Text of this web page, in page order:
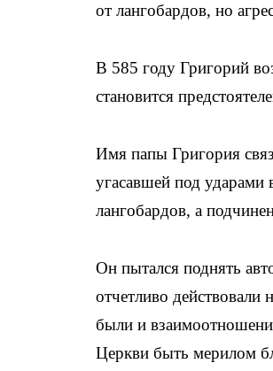
от лангобардов, но
В 585 году Григорий
становится
Имя папы Григория
угасавшей под ударами
лангобардов, а
Он пытался поднять
отчетливо
были и
Церкви быть мерилом